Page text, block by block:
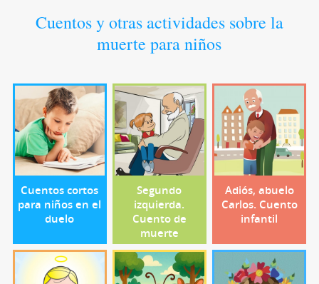
Cuentos y otras actividades sobre la
muerte para niños
Cuentos cortos
para niños en el
duelo
Segundo
izquierda.
Cuento de
muerte
Adiós, abuelo
Carlos. Cuento
infantil